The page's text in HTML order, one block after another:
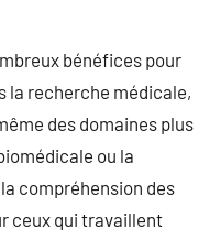
bénéfices pour
la recherche médicale,
des domaines plus
ou la
compréhension des
ceux qui travaillent